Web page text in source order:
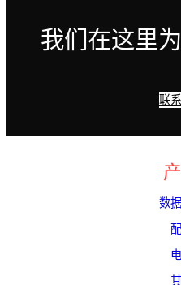
我们在这里
联
数